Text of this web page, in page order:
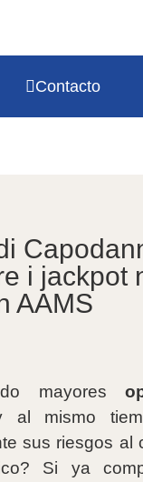
Contacto
i jackpot
AAMS
mayores
al mismo
sus riesgos al
Si ya